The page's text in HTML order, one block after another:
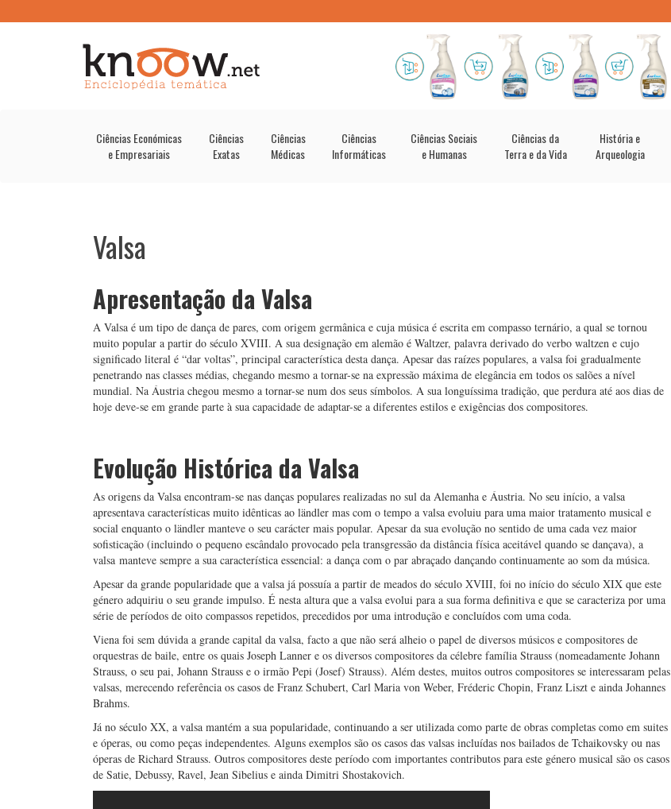
Ciências Económicas
e Empresariais
Ciências
Exatas
Ciências
Médicas
Ciências
Informáticas
Ciências Sociais
e Humanas
Ciências da
Terra e da Vida
História e
Arqueologia
Valsa
Apresentação da Valsa
A Valsa é um tipo de dança de pares, com origem germânica e cuja música é escrita em compasso ternário, a qual se tornou
muito popular a partir do século XVIII. A sua designação em alemão é Waltzer, palavra derivado do verbo waltzen e cujo
significado literal é “dar voltas”, principal característica desta dança. Apesar das raízes populares, a valsa foi gradualmente
penetrando nas classes médias, chegando mesmo a tornar-se na expressão máxima de elegância em todos os salões a nível
mundial. Na Áustria chegou mesmo a tornar-se num dos seus símbolos. A sua longuíssima tradição, que perdura até aos dias de
hoje deve-se em grande parte à sua capacidade de adaptar-se a diferentes estilos e exigências dos compositores.
Evolução Histórica da Valsa
As origens da Valsa encontram-se nas danças populares realizadas no sul da Alemanha e Áustria. No seu início, a valsa
apresentava características muito idênticas ao ländler mas com o tempo a valsa evoluiu para uma maior tratamento musical e
social enquanto o ländler manteve o seu carácter mais popular. Apesar da sua evolução no sentido de uma cada vez maior
sofisticação (incluindo o pequeno escândalo provocado pela transgressão da distância física aceitável quando se dançava), a
valsa manteve sempre a sua característica essencial: a dança com o par abraçado dançando continuamente ao som da música.
Apesar da grande popularidade que a valsa já possuía a partir de meados do século XVIII, foi no início do século XIX que este
género adquiriu o seu grande impulso. É nesta altura que a valsa evolui para a sua forma definitiva e que se caracteriza por uma
série de períodos de oito compassos repetidos, precedidos por uma introdução e concluídos com uma coda.
Viena foi sem dúvida a grande capital da valsa, facto a que não será alheio o papel de diversos músicos e compositores de
orquestras de baile, entre os quais Joseph Lanner e os diversos compositores da célebre família Strauss (nomeadamente Johann
Strauss, o seu pai, Johann Strauss e o irmão Pepi (Josef) Strauss). Além destes, muitos outros compositores se interessaram pelas
valsas, merecendo referência os casos de Franz Schubert, Carl Maria von Weber, Fréderic Chopin, Franz Liszt e ainda Johannes
Brahms.
Já no século XX, a valsa mantém a sua popularidade, continuando a ser utilizada como parte de obras completas como em suites
e óperas, ou como peças independentes. Alguns exemplos são os casos das valsas incluídas nos bailados de Tchaikovsky ou nas
óperas de Richard Strauss. Outros compositores deste período com importantes contributos para este género musical são os casos
de Satie, Debussy, Ravel, Jean Sibelius e ainda Dimitri Shostakovich.